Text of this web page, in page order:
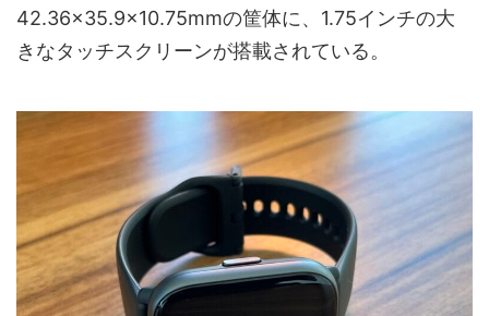
42.36×35.9×10.75mmの筐体に、1.75インチの大
きなタッチスクリーンが搭載されている。